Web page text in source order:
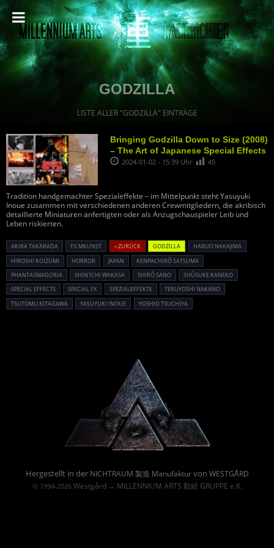
GODZILLA
LISTE ALLER "GODZILLA" EINTRÄGE
Bringing Godzilla Down to Size (2008)
– The Art of Japanese Special Effects
2024-01-02 - 15:39 Uhr 45
Tradition handgemachter Spezialeffekte – im Mittelpunkt steht Yasuyuki
Inoue zusammen mit verschiedenen anderen Crewmitgliedern, die akribisch
detaillierte Miniaturen anfertigten oder als Anzugschauspieler Leib und
Leben riskierten.
AKIRA TAKARADA FILMKUNST « ZURÜCK GODZILLA
HARUO NAKAJIMA
HIROSHI KOIZUMI
HORROR JAPAN
KENPACHIRÔ SATSUMA
PHANTASMAGORIA
SHIN'ICHI WAKASA SHIRÔ SANO
SHÛSUKE KANEKO
SPECIAL EFFECTS
SPECIAL FX SPEZIALEFFEKTE
TERUYOSHI NAKANO
TSUTOMU KITAGAWA
YASUYUKI INOUE YOSHIO TSUCHIYA
Hergestellt in der NICHTRAUM 製造 Manufakturvon WESTGÅRD
© 1994-2026 Westgård→ MILLENNIUM ARTS 勤続 GRUPPE e.K.
Powered By :